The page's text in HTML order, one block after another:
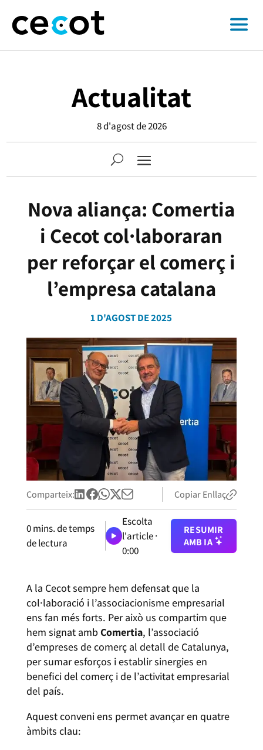
Actualitat
8 d'agost de 2026
Nova aliança: Comertia
i Cecot col·laboraran
per reforçar el comerç i
l’empresa catalana
1 D'AGOST DE 2025
Comparteix: Copiar Enllaç
0mins. de temps
de lectura
Escolta
l'article ·
0:00
RESUMIR
AMB IA
A la Cecot sempre hem defensat que la
col·laboració i l’associacionisme empresarial
ens fan més forts. Per això us compartim que
hem signat ambComertia, l’associació
d’empreses de comerç al detall de Catalunya,
per sumar esforços i establir sinergies en
benefici del comerç i de l’activitat empresarial
del país.
Aquest conveni ens permet avançar en quatre
àmbits clau: